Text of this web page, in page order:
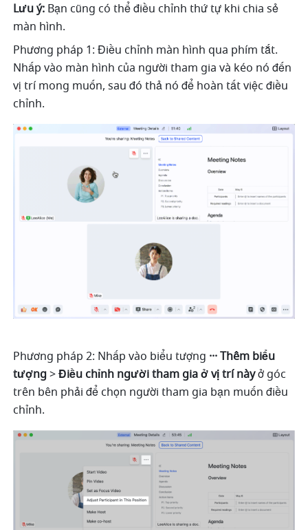
Lưu ý: Bạn cũng có thể điều chỉnh thứ tự khi chia sẻ
màn hình.
Phương pháp 1: Điều chỉnh màn hình qua phím tắt.
Nhấp vào màn hình của người tham gia và kéo nó đến
vị trí mong muốn, sau đó thả nó để hoàn tất việc điều
chỉnh.
Phương pháp 2: Nhấp vào biểu tượng ··· Thêm biểu
tượng > Điều chỉnh người tham gia ở vị trí này ở góc
trên bên phải để chọn người tham gia bạn muốn điều
chỉnh.